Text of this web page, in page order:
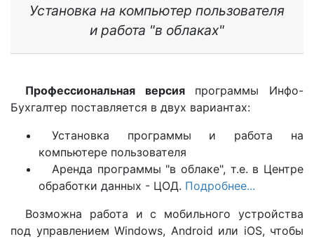
Установка на компьютер пользователя
и работа "в облаках"
Профессиональная версияпрограммы Инфо-
Бухгалтер поставляется в двух вариантах:
Установка программы и работа на
компьютере пользователя
Аренда программы "в облаке", т.е. в Центре
обработки данных - ЦОД. Подробнее...
Возможна работа и с мобильного устройства
под управлением Windows, Android или iOS, чтобы